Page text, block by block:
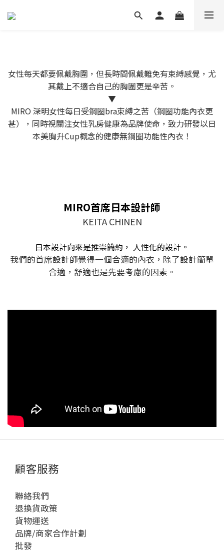
女性每天都要佩戴胸圍，但長時間佩戴難免有束縛感覺，尤
其戴上不適合自己的胸圍更是辛苦。
▼
MIRO 深明女性每日受鋼圈bra束縛之苦（鋼圈功能內衣更
甚），同時視關注女性乳房健康為品牌使命，致力研發以日
本美胸升Cup概念的健康無鋼圈功能性內衣！
MIRO首席日本設計師
KEITA CHINEN
日本設計向來是推崇簡約， 人性化的設計。
我們的首席設計師覺得一個合適的內衣，除了設計簡單
合適，舒適也是先要考慮的因素。
顧客服務
聯絡我們
退換貨政策
貨物運送
品牌/商家合作計劃
批發